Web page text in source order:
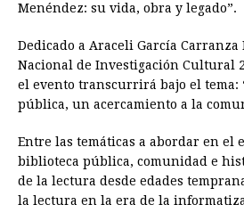
Menéndez: su vida, obra y legado”.
Dedicado a Araceli García Carranza
Nacional de Investigación Cultural
el evento transcurrirá bajo el tema:
pública, un acercamiento a la
Entre las temáticas a abordar en el
biblioteca pública, comunidad e
de la lectura desde edades
la lectura en la era de la